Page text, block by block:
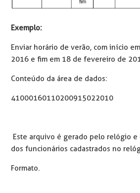
Exemplo:
Enviar horário de verão, com início
2016 e fim em 18 de fevereiro de
Conteúdo da área de dados:
41000160110200915022010
Este arquivo é gerado pelo relógio e
dos funcionários cadastrados no
Formato.